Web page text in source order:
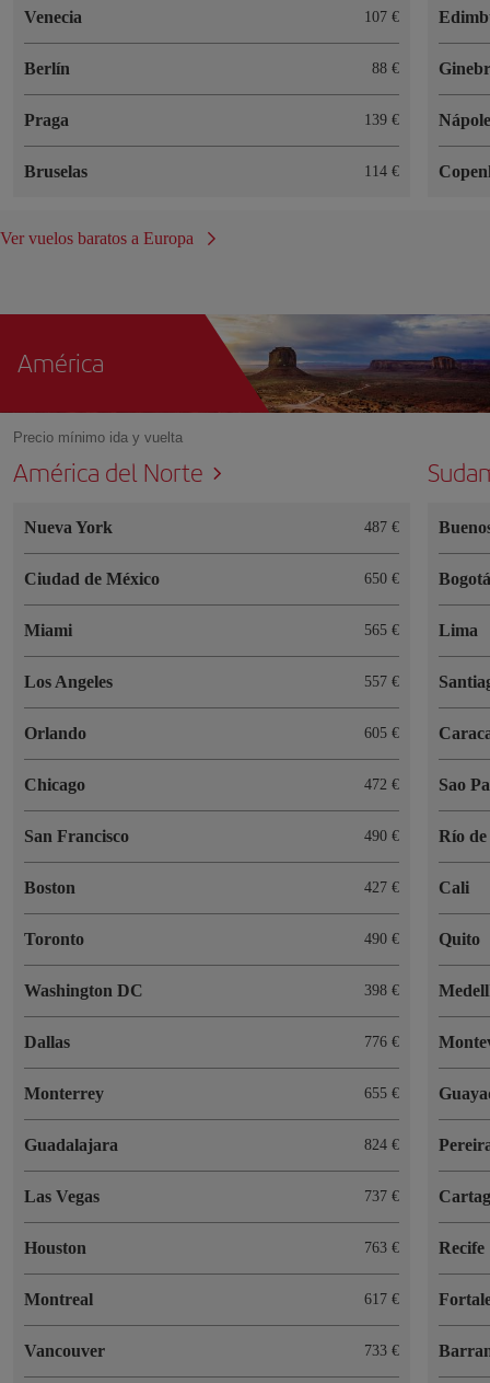
Venecia 107 €
Berlín 88 €
Praga 139 €
Bruselas 114 €
Ver vuelos baratos a Europa
América
Precio mínimo ida y vuelta
América del Norte
Nueva York 487 €
Ciudad de México 650 €
Miami 565 €
Los Angeles 557 €
Orlando 605 €
Chicago 472 €
San Francisco 490 €
Boston 427 €
Toronto 490 €
Washington DC 398 €
Dallas 776 €
Monterrey 655 €
Guadalajara 824 €
Las Vegas 737 €
Houston 763 €
Montreal 617 €
Vancouver 733 €
Lima
Sao
Río
Cali
Quito
Recife